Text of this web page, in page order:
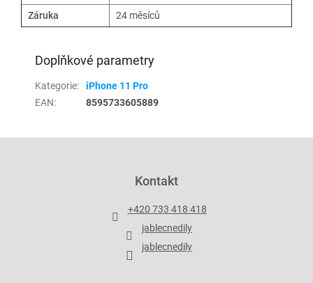
Záruka 24 měsíců
Doplňkové parametry
Kategorie:
iPhone 11 Pro
EAN: 8595733605889
Kontakt
+420 733 418 418
jablecnedily
jablecnedily